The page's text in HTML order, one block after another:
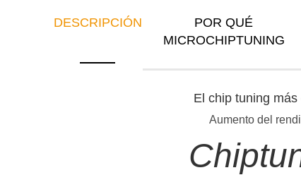
DESCRIPCIÓN
POR QUÉ
MICROCHIPTUNING
El chip tuning
Aumento del